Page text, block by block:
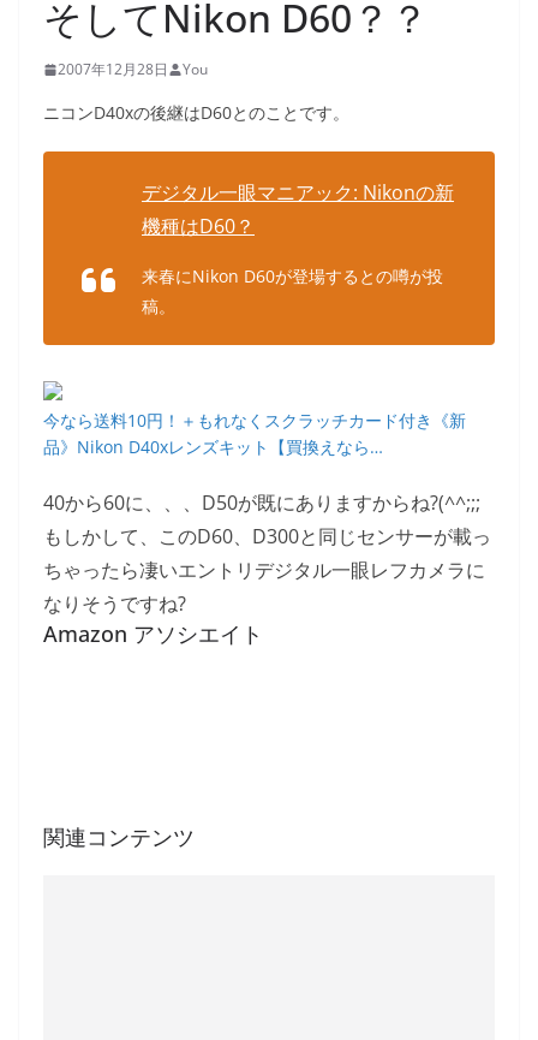
そしてNikon D60？？
2007年12月28日 You
ニコンD40xの後継はD60とのことです。
デジタル一眼マニアック: Nikonの新
機種はD60？
来春にNikon D60が登場するとの噂が投
稿。
今なら送料10円！＋もれなくスクラッチカード付き《新
品》Nikon D40xレンズキット【買換えなら…
40から60に、、、D50が既にありますからね?(^^;;;
もしかして、このD60、D300と同じセンサーが載っ
ちゃったら凄いエントリデジタル一眼レフカメラに
なりそうですね?
Amazon アソシエイト
関連コンテンツ